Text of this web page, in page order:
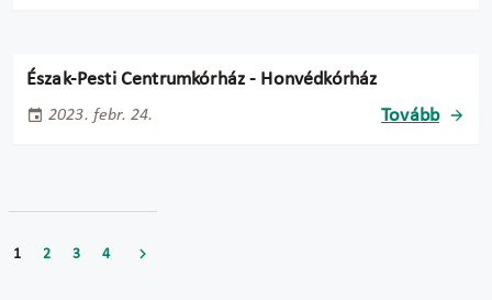
Észak-Pesti Centrumkórház - Honvédkórház
2023. febr. 24. Tovább
1 2 3 4